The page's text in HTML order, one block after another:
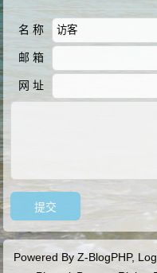
名 称
邮 箱
网 址
Powered By Z-BlogPHP,